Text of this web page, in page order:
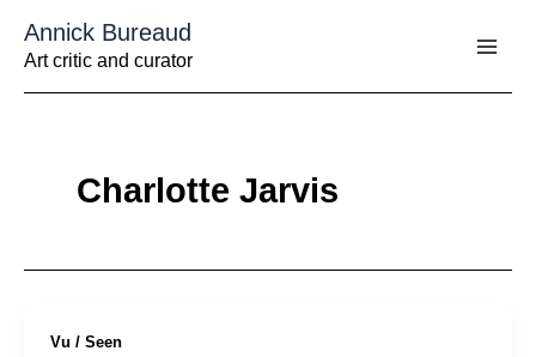
contenu
Annick Bureaud
Art critic and curator
Charlotte Jarvis
Vu / Seen